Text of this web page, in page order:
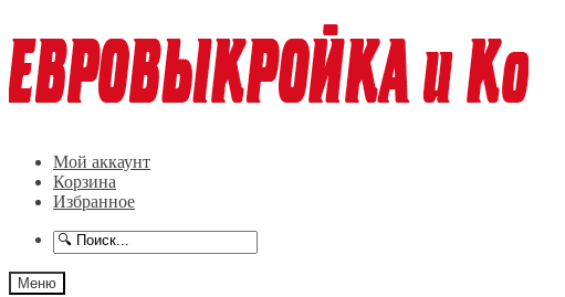
к
навигации
к
содержимому
Мой аккаунт
Корзина
Избранное
Меню